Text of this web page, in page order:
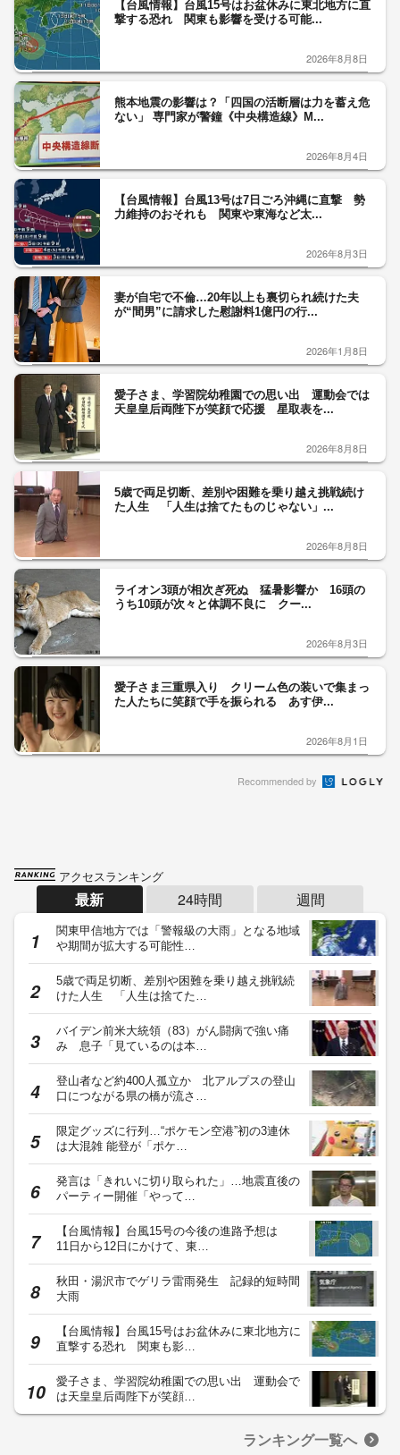
【台風情報】台風15号はお盆休みに東北地方に直
撃する恐れ 関東も影響を受ける可能...
2026年8月8日
熊本地震の影響は？「四国の活断層は力を蓄え危
ない」 専門家が警鐘《中央構造線》M...
2026年8月4日
【台風情報】台風13号は7日ごろ沖縄に直撃 勢
力維持のおそれも 関東や東海など太...
2026年8月3日
妻が自宅で不倫…20年以上も裏切られ続けた夫
が“間男”に請求した慰謝料1億円の行...
2026年1月8日
愛子さま、学習院幼稚園での思い出 運動会では
天皇皇后両陛下が笑顔で応援 星取表を...
2026年8月8日
5歳で両足切断、差別や困難を乗り越え挑戦続け
た人生 「人生は捨てたものじゃない」...
2026年8月8日
ライオン3頭が相次ぎ死ぬ 猛暑影響か 16頭の
うち10頭が次々と体調不良に クー...
2026年8月3日
愛子さま三重県入り クリーム色の装いで集まっ
た人たちに笑顔で手を振られる あす伊...
2026年8月1日
Recommended by
アクセスランキング
最新 24時間 週間
関東甲信地方では「警報級の大雨」となる地域
や期間が拡大する可能性…
5歳で両足切断、差別や困難を乗り越え挑戦続
けた人生 「人生は捨てた…
バイデン前米大統領（83）がん闘病で強い痛
み 息子「見ているのは本…
登山者など約400人孤立か 北アルプスの登山
口につながる県の橋が流さ…
限定グッズに行列…“ポケモン空港”初の3連休
は大混雑 能登が「ポケ…
発言は「きれいに切り取られた」…地震直後の
パーティー開催「やって…
【台風情報】台風15号の今後の進路予想は
11日から12日にかけて、東…
秋田・湯沢市でゲリラ雷雨発生 記録的短時間
大雨
【台風情報】台風15号はお盆休みに東北地方に
直撃する恐れ 関東も影…
愛子さま、学習院幼稚園での思い出 運動会で
は天皇皇后両陛下が笑顔…
ランキング一覧へ